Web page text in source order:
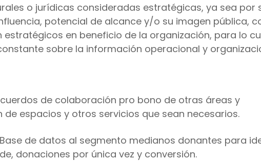
o jurídicas consideradas estratégicas, ya sea por
potencial de alcance y/o su imagen pública,
en beneficio de la organización, para lo
sobre la información operacional y
de colaboración pro bono de otras áreas y
espacios y otros servicios que sean necesarios.
de datos al segmento medianos donantes para
donaciones por única vez y conversión.